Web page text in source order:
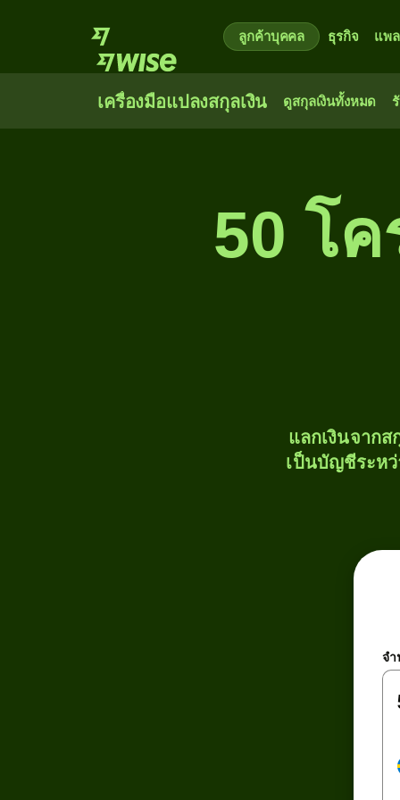
ลูกค้าบุคคล ธุรกิจ แพ
เครื่องมือแปลงสกุลเงิน ดูสกุลเงินทั้งหมด
50 โ
แลกเงินจากส
เป็นบัญชีระหว่
จ